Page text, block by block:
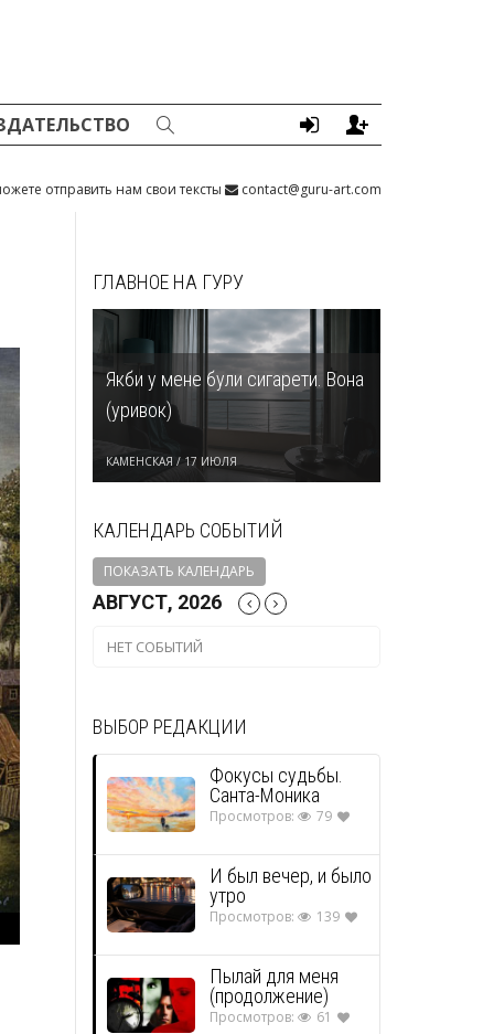
отправить нам свои тексты contact@guru-art.com
ГЛАВНОЕ НА ГУРУ
Якби у мене були сигарети. Вона
(уривок)
КАМЕНСКАЯ / 17 ИЮЛЯ
КАЛЕНДАРЬ СОБЫТИЙ
ПОКАЗАТЬ КАЛЕНДАРЬ
АВГУСТ, 2026
НЕТ СОБЫТИЙ
ВЫБОР РЕДАКЦИИ
Фокусы судьбы.
Санта-Моника
Просмотров: 79
И был вечер, и было
утро
Просмотров: 139
Пылай для меня
(продолжение)
Просмотров: 61